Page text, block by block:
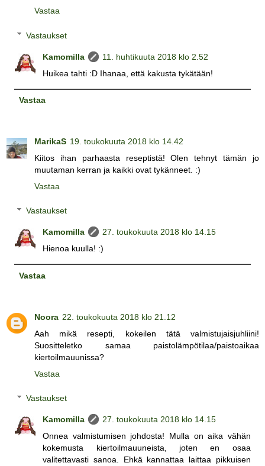
Vastaa
Vastaukset
Kamomilla
11. huhtikuuta 2018 klo 2.52
Huikea tahti :D Ihanaa, että kakusta tykätään!
Vastaa
MarikaS 19. toukokuuta 2018 klo 14.42
Kiitos ihan parhaasta reseptistä! Olen tehnyt tämän jo
muutaman kerran ja kaikki ovat tykänneet. :)
Vastaa
Vastaukset
Kamomilla
27. toukokuuta 2018 klo 14.15
Hienoa kuulla! :)
Vastaa
Noora 22. toukokuuta 2018 klo 21.12
Aah mikä resepti, kokeilen tätä valmistujaisjuhliini!
Suositteletko samaa paistolämpötilaa/paistoaikaa
kiertoilmauunissa?
Vastaa
Vastaukset
Kamomilla
27. toukokuuta 2018 klo 14.15
Onnea valmistumisen johdosta! Mulla on aika vähän
kokemusta kiertoilmauuneista, joten en osaa
valitettavasti sanoa. Ehkä kannattaa laittaa pikkuisen